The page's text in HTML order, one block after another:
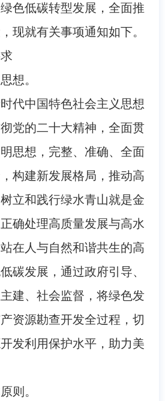
色低碳转型发展，全面推
现就有关事项通知如下。
想。
代中国特色社会主义思想
党的二十大精神，全面贯
思想，完整、准确、全面
构建新发展格局，推动高
立和践行绿水青山就是金
确处理高质量发展与高水
在人与自然和谐共生的高
碳发展，通过政府引导、
建、社会监督，将绿色发
资源勘查开发全过程，切
发利用保护水平，助力美
则。